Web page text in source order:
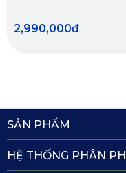
lý tưởng. Ngược lại,
còn nâu tạo cảm giác
2,990,000đ
SẢN PHẨM
HỆ THỐNG PHÂN